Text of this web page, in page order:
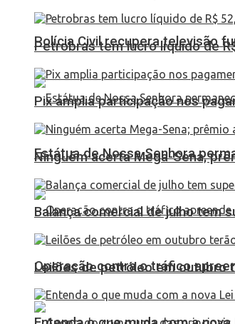
Polícia Civil recupera televisão
Estátua de Nossa Senhora
Operação contra o tráfico
Petrobras tem lucro líquido de
Pix amplia participação nos
Ninguém acerta Mega-Sena;
Balança comercial de julho tem
Leilões de petróleo em outubro